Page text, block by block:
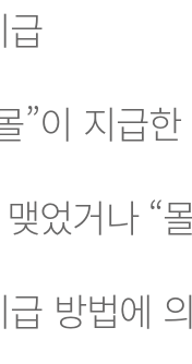
”이 지급
었거나 “
방법에